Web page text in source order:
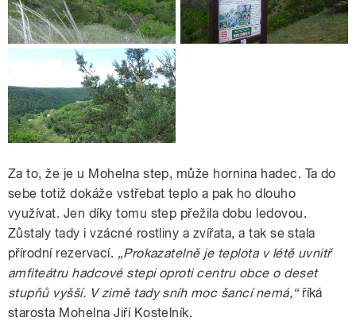
Za to, že je u Mohelna step, může hornina hadec. Ta do
sebe totiž dokáže vstřebat teplo a pak ho dlouho
využívat. Jen díky tomu step přežila dobu ledovou.
Zůstaly tady i vzácné rostliny a zvířata, a tak se stala
přírodní rezervací. „Prokazatelně je teplota v létě uvnitř
amfiteátru hadcové stepi oproti centru obce o deset
stupňů vyšší. V zimě tady sníh moc šancí nemá,“říká
starosta Mohelna Jiří Kostelník.